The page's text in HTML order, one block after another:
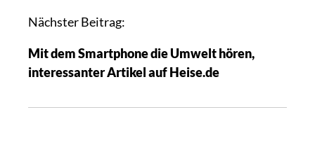
Nächster Beitrag:
Mit dem Smartphone die Umwelt hören,
interessanter Artikel auf Heise.de